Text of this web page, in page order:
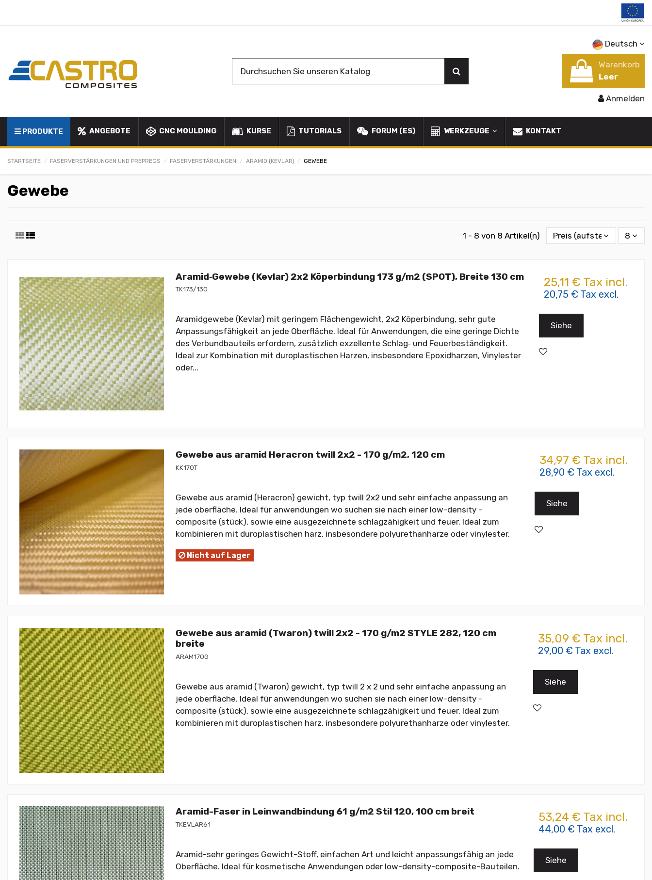
Deutsch
Warenkorb
Leer
Anmelden
PRODUKTE ANGEBOTE CNC MOULDING KURSE TUTORIALS FORUM (ES) WERKZEUGE KONTAKT
STARTSEITE FASERVERSTÄRKUNGEN UND PREPREGS FASERVERSTÄRKUNGEN ARAMID (KEVLAR) GEWEBE
Gewebe
1 - 8 von 8 Artikel(n) Preis (aufsteigend)8
Aramid‑Gewebe (Kevlar) 2x2 Köperbindung 173 g/m2 (SPOT), Breite 130 cm
TK173/130
Aramidgewebe (Kevlar) mit geringem Flächengewicht, 2x2 Köperbindung, sehr gute
Anpassungsfähigkeit an jede Oberfläche. Ideal für Anwendungen, die eine geringe Dichte
des Verbundbauteils erfordern, zusätzlich exzellente Schlag‑ und Feuerbeständigkeit.
Ideal zur Kombination mit duroplastischen Harzen, insbesondere Epoxidharzen, Vinylester
oder...
25,11 € Tax incl.
20,75 € Tax excl.
Siehe
Gewebe aus aramid Heracron twill 2x2 - 170 g/m2, 120 cm
KK170T
Gewebe aus aramid (Heracron) gewicht, typ twill 2x2 und sehr einfache anpassung an
jede oberfläche. Ideal für anwendungen wo suchen sie nach einer low-density -
composite (stück), sowie eine ausgezeichnete schlagzähigkeit und feuer. Ideal zum
kombinieren mit duroplastischen harz, insbesondere polyurethanharze oder vinylester.
Nicht auf Lager
34,97 € Tax incl.
28,90 € Tax excl.
Siehe
Gewebe aus aramid (Twaron) twill 2x2 - 170 g/m2 STYLE 282, 120 cm
breite
ARAM170G
Gewebe aus aramid (Twaron) gewicht, typ twill 2 x 2 und sehr einfache anpassung an
jede oberfläche. Ideal für anwendungen wo suchen sie nach einer low-density -
composite (stück), sowie eine ausgezeichnete schlagzähigkeit und feuer. Ideal zum
kombinieren mit duroplastischen harz, insbesondere polyurethanharze oder vinylester.
35,09 € Tax incl.
29,00 € Tax excl.
Siehe
Aramid-Faser in Leinwandbindung 61 g/m2 Stil 120, 100 cm breit
TKEVLAR61
Aramid-sehr geringes Gewicht-Stoff, einfachen Art und leicht anpassungsfähig an jede
Oberfläche. Ideal für kosmetische Anwendungen oder low-density-composite-Bauteilen.
53,24 € Tax incl.
44,00 € Tax excl.
Siehe